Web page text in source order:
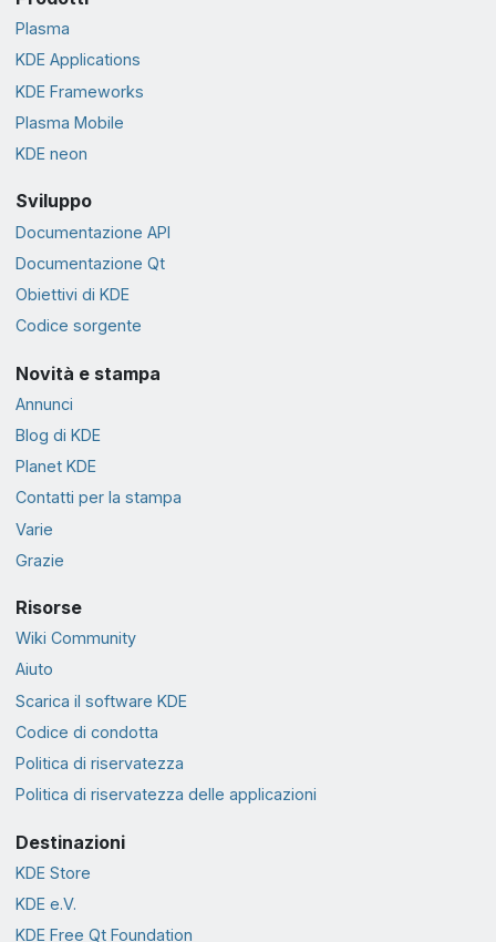
Plasma
KDE Applications
KDE Frameworks
Plasma Mobile
KDE neon
Sviluppo
Documentazione API
Documentazione Qt
Obiettivi di KDE
Codice sorgente
Novità e stampa
Annunci
Blog di KDE
Planet KDE
Contatti per la stampa
Varie
Grazie
Risorse
Wiki Community
Aiuto
Scarica il software KDE
Codice di condotta
Politica di riservatezza
Politica di riservatezza delle applicazioni
Destinazioni
KDE Store
KDE e.V.
KDE Free Qt Foundation